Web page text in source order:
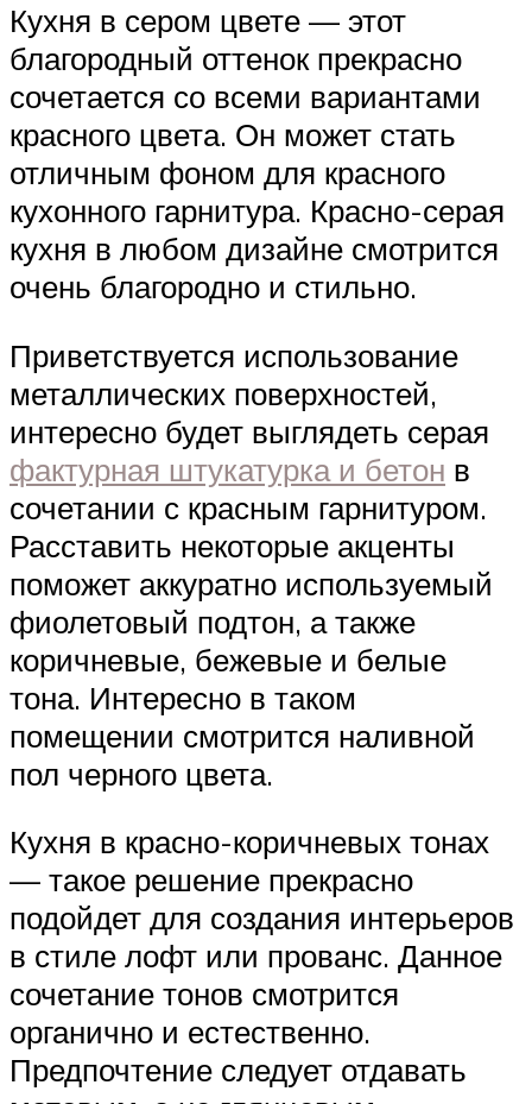
Кухня в сером цвете — этот
благородный оттенок прекрасно
сочетается со всеми вариантами
красного цвета. Он может стать
отличным фоном для красного
кухонного гарнитура. Красно-серая
кухня в любом дизайне смотрится
очень благородно и стильно.
Приветствуется использование
металлических поверхностей,
интересно будет выглядеть серая
фактурная штукатурка и бетон в
сочетании с красным гарнитуром.
Расставить некоторые акценты
поможет аккуратно используемый
фиолетовый подтон, а также
коричневые, бежевые и белые
тона. Интересно в таком
помещении смотрится наливной
пол черного цвета.
Кухня в красно-коричневых тонах
— такое решение прекрасно
подойдет для создания интерьеров
в стиле лофт или прованс. Данное
сочетание тонов смотрится
органично и естественно.
Предпочтение следует отдавать